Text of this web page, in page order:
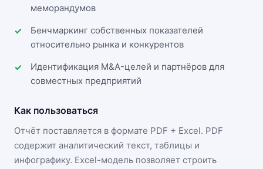
меморандумов
Бенчмаркинг собственных показателей
относительно рынка и конкурентов
Идентификация M&A-целей и партнёров для
совместных предприятий
Как пользоваться
Отчёт поставляется в формате PDF + Excel. PDF
содержит аналитический текст, таблицы и
инфографику. Excel-модель позволяет строить